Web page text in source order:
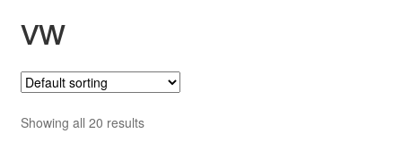
Checkout
Confirm Payment
My account
vw
Showing all 20 results